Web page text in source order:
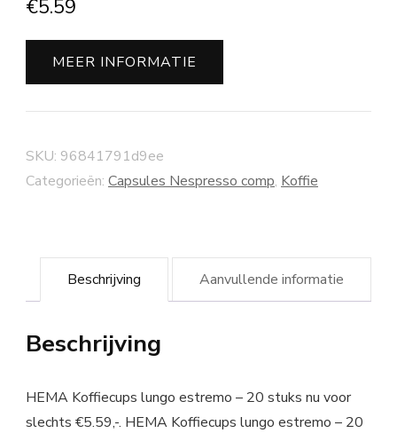
€5.59
MEER INFORMATIE
SKU: 96841791d9ee
Categorieën: Capsules Nespresso comp, Koffie
Beschrijving Aanvullende informatie
Beschrijving
HEMA Koffiecups lungo estremo – 20 stuks nu voor
slechts €5.59,-. HEMA Koffiecups lungo estremo – 20